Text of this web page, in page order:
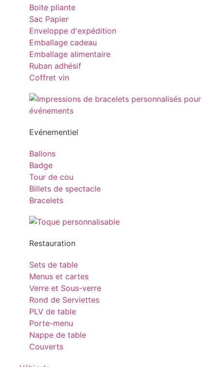
Boite pliante
Sac Papier
Enveloppe d'expédition
Emballage cadeau
Emballage alimentaire
Ruban adhésif
Coffret vin
Evénementiel
Ballons
Badge
Tour de cou
Billets de spectacle
Bracelets
Restauration
Sets de table
Menus et cartes
Verre et Sous-verre
Rond de Serviettes
PLV de table
Porte-menu
Nappe de table
Couverts